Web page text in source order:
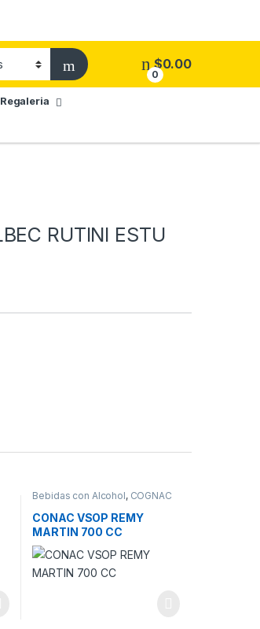
0
$0.00
Regaleria
RUTINI ESTU
Bebidas con Alcohol, COGNAC
CONAC VSOP REMY
MARTIN 700 CC